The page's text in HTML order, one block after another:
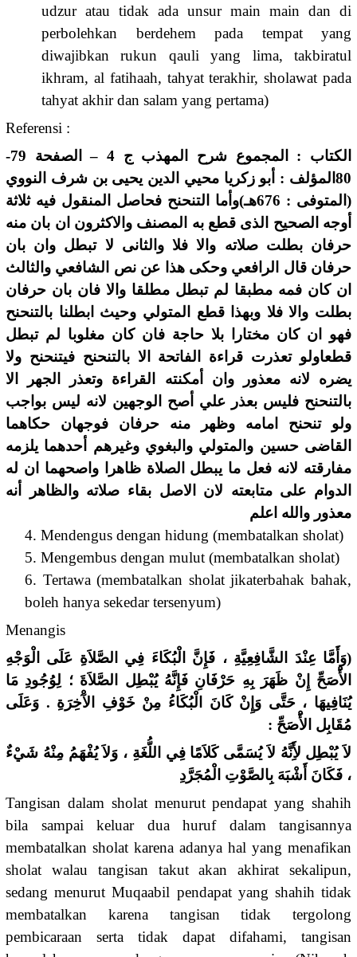
udzur atau tidak ada unsur main main dan di
perbolehkan berdehem pada tempat yang
diwajibkan rukun qauli yang lima, takbiratul
ikhram, al fatihaah, tahyat terakhir, sholawat pada
tahyat akhir dan salam yang pertama)
Referensi :
الكتاب : المجموع شرح المهذب ج 4 – الصفحة 79-
80المؤلف : أبو زكريا محيي الدين يحيى بن شرف النووي
(المتوفى : 676هـ)وأما التنحنح فحاصل المنقول فيه ثلاثة
أوجه الصحيح الذى قطع به المصنف والاكثرون ان بان منه
حرفان بطلت صلاته والا فلا والثانى لا تبطل وان بان
حرفان قال الرافعي وحكى هذا عن نص الشافعي والثالث
ان كان فمه مطبقا لم تبطل مطلقا والا فان بان حرفان
بطلت والا فلا وبهذا قطع المتولي وحيث ابطلنا بالتنحنح
فهو ان كان مختارا بلا حاجة فان كان مغلوبا لم تبطل
قطعاولو تعذرت قراءة الفاتحة الا بالتنحنح فيتنحنح ولا
يضره لانه معذور وان أمكنته القراءة وتعذر الجهر الا
بالتنحنح فليس بعذر علي أصح الوجهين لانه ليس بواجب
ولو تنحنح امامه وظهر منه حرفان فوجهان حكاهما
القاضى حسين والمتولي والبغوي وغيرهم أحدهما يلزمه
مفارقته لانه فعل ما يبطل الصلاة ظاهرا واصحهما ان له
الدوام على متابعته لان الاصل بقاء صلاته والظاهر أنه
معذور والله اعلم
4. Mendengus dengan hidung (membatalkan sholat)
5. Mengembus dengan mulut (membatalkan sholat)
6. Tertawa (membatalkan sholat jikaterbahak bahak,
boleh hanya sekedar tersenyum)
Menangis
(وَأَمَّا عِنْدَ الشَّافِعِيَّةِ ، فَإِنَّ الْبُكَاءَ فِي الصَّلاَةِ عَلَى الْوَجْهِ
الأَْصَحِّ إِنْ ظَهَرَ بِهِ حَرْفَانِ فَإِنَّهُ يُبْطِل الصَّلاَةَ ؛ لِوُجُودِ مَا
يُنَافِيهَا ، حَتَّى وَإِنْ كَانَ الْبُكَاءُ مِنْ خَوْفِ الآْخِرَةِ . وَعَلَى
مُقَابِل الأَْصَحِّ :
لاَ يُبْطِل لأَِنَّهُ لاَ يُسَمَّى كَلاَمًا فِي اللُّغَةِ ، وَلاَ يُفْهَمُ مِنْهُ شَيْءٌ
، فَكَانَ أَشْبَهَ بِالصَّوْتِ الْمُجَرَّدِ
Tangisan dalam sholat menurut pendapat yang shahih
bila sampai keluar dua huruf dalam tangisannya
membatalkan sholat karena adanya hal yang menafikan
sholat walau tangisan takut akan akhirat sekalipun,
sedang menurut Muqaabil pendapat yang shahih tidak
membatalkan karena tangisan tidak tergolong
pembicaraan serta tidak dapat difahami, tangisan